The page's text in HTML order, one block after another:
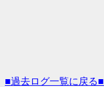
■過去ログ一覧に戻る■